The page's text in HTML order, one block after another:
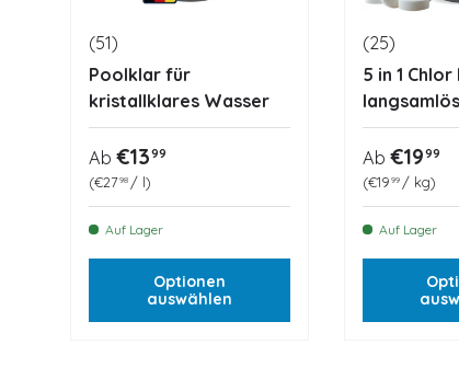
(51)
Poolklar für
kristallklares Wasser
Normaler Preis
Ab €1399
Grundpreis
€27 98 / l
Auf Lager
Optionen
auswählen
(25)
5 in 1
Normaler
Ab €1999
Grundpreis
€19 99 / kg
Auf Lager